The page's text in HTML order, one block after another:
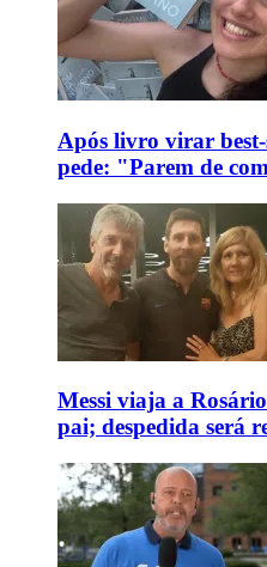
Após livro virar
pede: "Parem de
Messi viaja a
pai; despedida será